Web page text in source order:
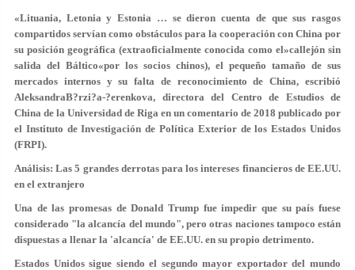
«Lituania, Letonia y Estonia … se dieron cuenta de que sus rasgos
compartidos servían como obstáculos para la cooperación con China por
su posición geográfica (extraoficialmente conocida como el»callejón sin
salida del Báltico«por los socios chinos), el pequeño tamaño de sus
mercados internos y su falta de reconocimiento de China, escribió
AleksandraB?rzi?a-?erenkova, directora del Centro de Estudios de
China de la Universidad de Riga en un comentario de 2018 publicado por
el Instituto de Investigación de Política Exterior de los Estados Unidos
(FRPI).
Análisis: Las 5 grandes derrotas para los intereses financieros de EE.UU.
en el extranjero
Una de las promesas de Donald Trump fue impedir que su país fuese
considerado "la alcancía del mundo", pero otras naciones tampoco están
dispuestas a llenar la 'alcancía' de EE.UU. en su propio detrimento.
Estados Unidos sigue siendo el segundo mayor exportador del mundo